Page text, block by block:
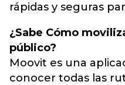
rápidas y seguras
¿Sabe Cómo
público?
Moovit es una
conocer todas las